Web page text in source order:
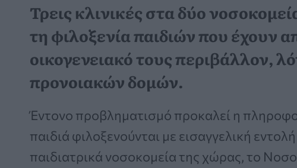
Τρεις κλινικές στα δύο
τη φιλοξενία παιδιών που έχουν
οικογενειακό τους περιβάλλον,
προνοιακών δομών.
Έντονο προβληματισμό προκαλεί η
παιδιά φιλοξενούνται με εισαγγελική
παιδιατρικά νοσοκομεία της χώρας, το